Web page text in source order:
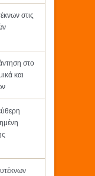
στις
στο
και